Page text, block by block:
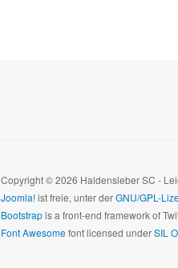
Copyright © 2026 Haldensleber SC -
Joomla!ist freie, unter derGNU/GPL-
Bootstrapis a front-end framework of
Font Awesomefont licensed underSIL